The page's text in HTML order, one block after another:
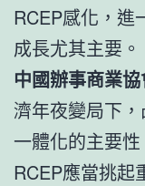
RCEP感化，進
成長尤其主要。
中國辦事商業
濟年夜變局下
一體化的主要
RCEP應當挑起